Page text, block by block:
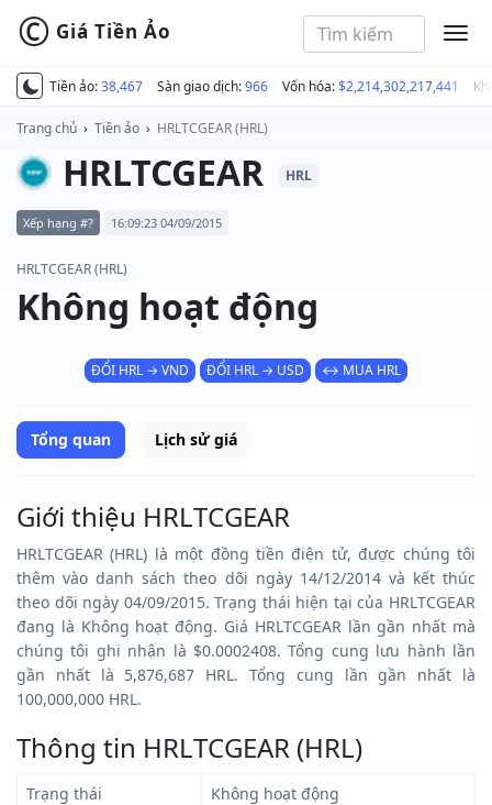
Tiền ảo:38,467 Sàn giao dịch:966 Vốn hóa:$2,214,302,217,441
© Giá Tiền Ảo
Trang chủ › Tiền ảo › HRLTCGEAR (HRL)
HRLTCGEAR HRL
Xếp hạng #? 16:09:23 04/09/2015
HRLTCGEAR (HRL)
Không hoạt động
ĐỔI HRL → VND ĐỔI HRL → USD ↔ MUA HRL
Tổng quan Lịch sử giá
Giới thiệu HRLTCGEAR
HRLTCGEAR (HRL) là một đồng tiền điện tử, được chúng tôi
thêm vào danh sách theo dõi ngày 14/12/2014 và kết thúc
theo dõi ngày 04/09/2015. Trạng thái hiện tại của HRLTCGEAR
đang là Không hoạt động. Giá HRLTCGEAR lần gần nhất mà
chúng tôi ghi nhận là $0.0002408. Tổng cung lưu hành lần
gần nhất là 5,876,687 HRL. Tổng cung lần gần nhất là
100,000,000 HRL.
Thông tin HRLTCGEAR (HRL)
Trạng thái Không hoạt động